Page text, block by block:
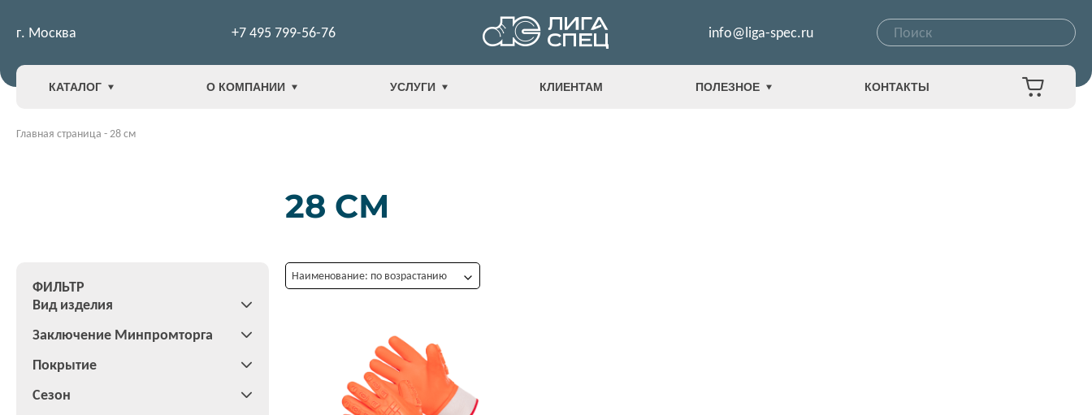
г. Москва +7 495 799-56-76 info@liga-spec.ru
КАТАЛОГ О КОМПАНИИ УСЛУГИ КЛИЕНТАМ ПОЛЕЗНОЕ КОНТАКТЫ
Главная страница -28 см
28 СМ
ФИЛЬТР
Вид изделия
Заключение Минпромторга
Покрытие
Сезон
Наименование: по возрастанию